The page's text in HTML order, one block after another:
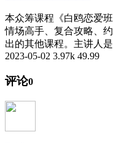
本众筹课程《白鸥恋爱
情场高手、复合攻略、
出的其他课程。主讲人
2023-05-02 3.97k 49.99
评论0